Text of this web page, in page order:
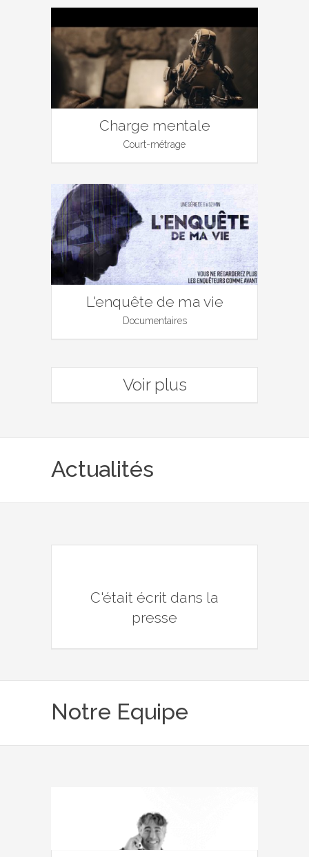
Charge mentale
Court-métrage
L'enquête de ma vie
Documentaires
Voir plus
Actualités
C'était écrit dans la
presse
Notre Equipe